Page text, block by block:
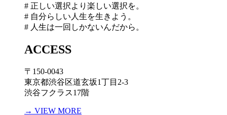
# 正しい選択より楽しい選択を。
# 自分らしい人生を生きよう。
# 人生は一回しかないんだから。
ACCESS
〒150-0043
東京都渋谷区道玄坂1丁目2-3
渋谷フクラス17階
→ VIEW MORE